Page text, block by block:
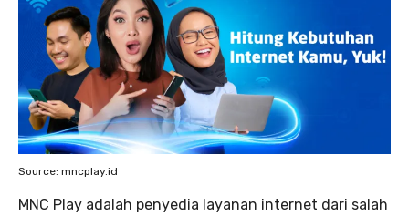
Source: mncplay.id
MNC Play adalah penyedia layanan internet dari salah